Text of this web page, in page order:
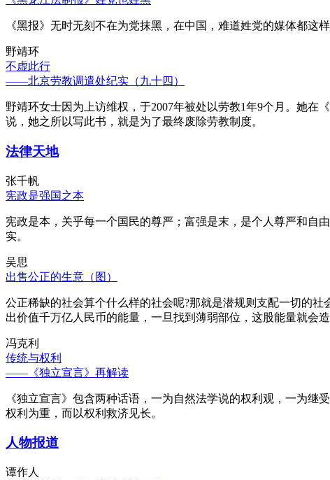
《黑报》无时无刻不在为党抹黑，在中国，难道姓党的媒体都这
野靖环
不虚此行
——北京劳教调遣处纪实（九十四）
野靖环女士因为上访维权，于2007年被处以劳教1年9个月。她
说，她之所以写此书，就是为了最终废除劳教制度。
法律天地
张千帆
宪政是强国之本
宪政是本，关乎每一个国民的尊严；富强是末，是个人尊严和自
实。
吴思
出售公正的生意（图）
公正稀缺的社会算个什么样的社会呢?那就是潜规则支配一切的
出价值千万亿人民币的能量，一旦找到薄弱部位，这股能量就会造
冯克利
传统与权利
——《独立宣言》再解读
《独立宣言》包含两种话语，一为自然法学说的权利观，一为
权利为重，而以权利救济见长。
人物报道
谭作人